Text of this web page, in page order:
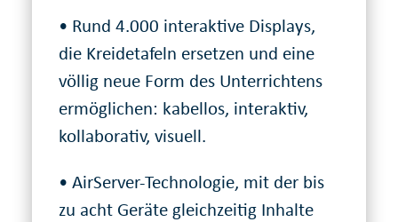
• Rund 4.000 interaktive Displays,
die Kreidetafeln ersetzen und eine
völlig neue Form des Unterrichtens
ermöglichen: kabellos, interaktiv,
kollaborativ, visuell.
• AirServer-Technologie, mit der bis
zu acht Geräte gleichzeitig Inhalte